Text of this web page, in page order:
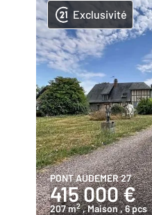
Exclusivité
PONT AUDEMER 27
415 000 €
207 m2 , Maison, 6 pcs